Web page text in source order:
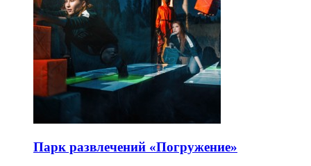
Парк развлечений «Погружение»